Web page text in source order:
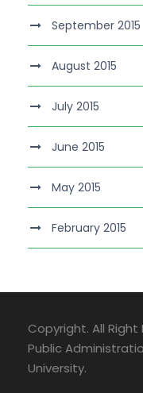
September 2015
August 2015
July 2015
June 2015
May 2015
February 2015
Copyright. All
Public
University.